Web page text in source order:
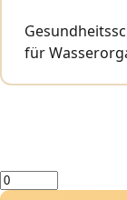
für
Menge